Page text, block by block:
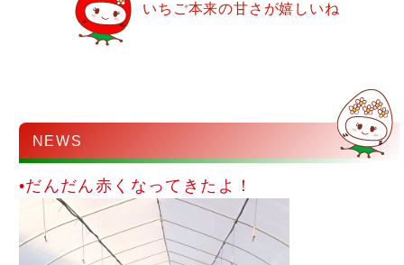
いちご本来の甘さが嬉しいね
NEWS
•だんだん赤くなってきたよ！